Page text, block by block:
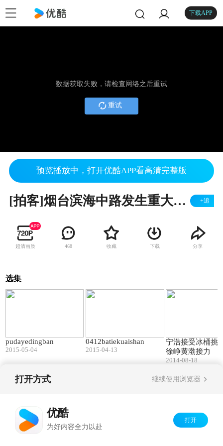
下载APP
数据获取失败，请检查网络之后重试
重试
预览播放中，打开优酷APP看高清完整版
[拍客]烟台滨海中路发生重大交通事故 +追
超清画质 468 收藏 下载 分享
选集
pudayedingban
2015-05-04
0412batiekuaishan
2015-04-13
宁浩接受冰桶挑
徐峥黄渤接力
2014-08-18
打开方式 继续使用浏览器
优酷
为好内容全力以赴
打开